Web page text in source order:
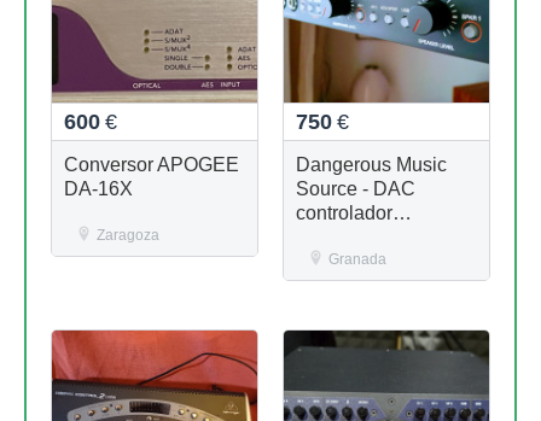
600 €
Conversor APOGEE
DA-16X
Zaragoza
750 €
Dangerous Music
Source - DAC
controlador
Granada